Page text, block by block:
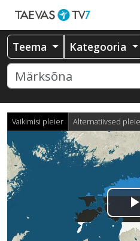
Teema Kategooria
Vaikimisi pleier Alternatiivsed